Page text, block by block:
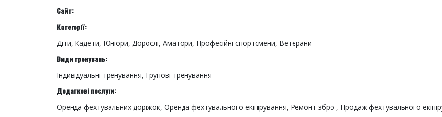
Сайт:
Категорії:
Діти, Кадети, Юніори, Дорослі, Аматори, Професійні спортсмени, Ветерани
Види тренувань:
Індивідуальні тренування, Групові тренування
Додаткові послуги:
Оренда фехтувальних доріжок, Оренда фехтувального екіпірування, Ремонт зброї, Продаж фехтувального